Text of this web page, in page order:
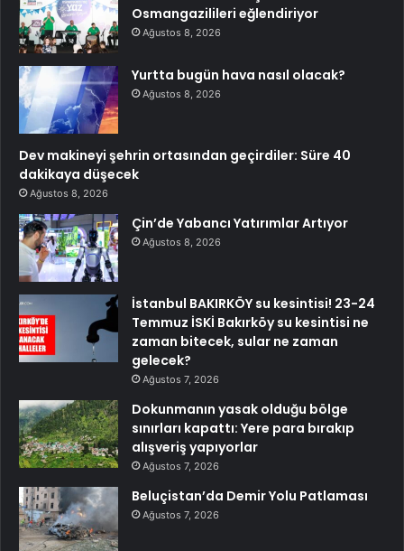
Osmangazilileri eğlendiriyor
Ağustos 8, 2026
Yurtta bugün hava nasıl olacak?
Ağustos 8, 2026
Dev makineyi şehrin ortasından geçirdiler: Süre 40
dakikaya düşecek
Ağustos 8, 2026
Çin’de Yabancı Yatırımlar Artıyor
Ağustos 8, 2026
İstanbul BAKIRKÖY su kesintisi! 23-24
Temmuz İSKİ Bakırköy su kesintisi ne
zaman bitecek, sular ne zaman
gelecek?
Ağustos 7, 2026
Dokunmanın yasak olduğu bölge
sınırları kapattı: Yere para bırakıp
alışveriş yapıyorlar
Ağustos 7, 2026
Beluçistan’da Demir Yolu Patlaması
Ağustos 7, 2026